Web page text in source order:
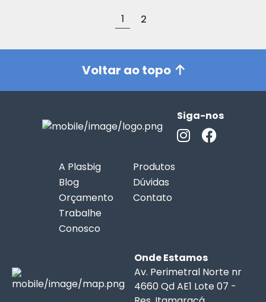
1 2
Voltar ao topo
Siga-nos
A Plasbig
Produtos
Blog
Dúvidas
Orçamento
Contato
Trabalhe
Conosco
Onde Estamos
Av. Perimetral Norte nr
4660 Qd AE1 Lote 07 -